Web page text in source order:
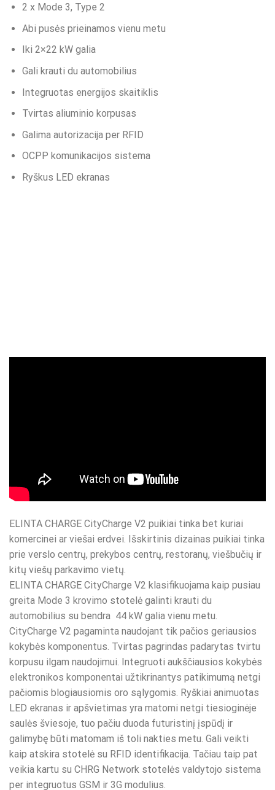
2 x Mode 3, Type 2
Abi pusės prieinamos vienu metu
Iki 2×22 kW galia
Gali krauti du automobilius
Integruotas energijos skaitiklis
Tvirtas aliuminio korpusas
Galima autorizacija per RFID
OCPP komunikacijos sistema
Ryškus LED ekranas
ELINTA CHARGE CityCharge V2 puikiai tinka bet kuriai
komercinei ar viešai erdvei. Išskirtinis dizainas puikiai tinka
prie verslo centrų, prekybos centrų, restoranų, viešbučių ir
kitų viešų parkavimo vietų.
ELINTA CHARGE CityCharge V2 klasifikuojama kaip pusiau
greita Mode 3 krovimo stotelė galinti krauti du
automobilius su bendra 44 kW galia vienu metu.
CityCharge V2 pagaminta naudojant tik pačios geriausios
kokybės komponentus. Tvirtas pagrindas padarytas tvirtu
korpusu ilgam naudojimui. Integruoti aukščiausios kokybės
elektronikos komponentai užtikrinantys patikimumą netgi
pačiomis blogiausiomis oro sąlygomis. Ryškiai animuotas
LED ekranas ir apšvietimas yra matomi netgi tiesioginėje
saulės šviesoje, tuo pačiu duoda futuristinį įspūdį ir
galimybę būti matomam iš toli nakties metu. Gali veikti
kaip atskira stotelė su RFID identifikacija. Tačiau taip pat
veikia kartu su CHRG Network stotelės valdytojo sistema
per integruotus GSM ir 3G modulius.